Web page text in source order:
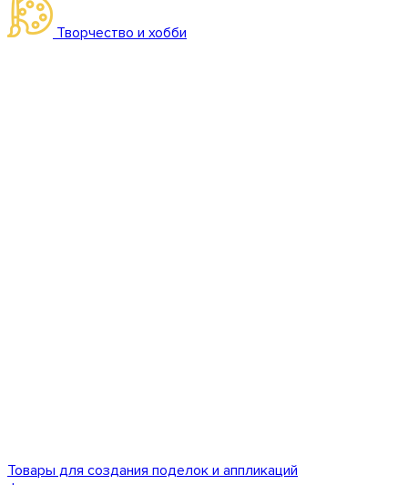
Творчество и хобби
Товары для создания поделок и аппликаций